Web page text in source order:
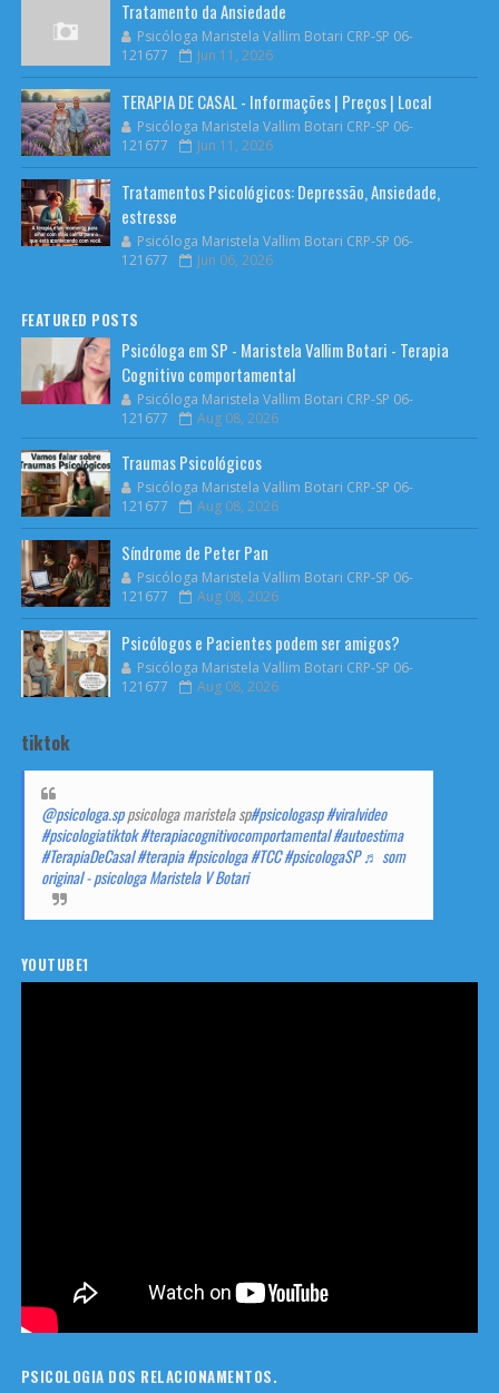
Tratamento da Ansiedade
Psicóloga Maristela Vallim Botari CRP-SP 06-
121677
Jun 11, 2026
TERAPIA DE CASAL - Informações | Preços | Local
Psicóloga Maristela Vallim Botari CRP-SP 06-
121677
Jun 11, 2026
Tratamentos Psicológicos: Depressão, Ansiedade,
estresse
Psicóloga Maristela Vallim Botari CRP-SP 06-
121677
Jun 06, 2026
FEATURED POSTS
Psicóloga em SP - Maristela Vallim Botari - Terapia
Cognitivo comportamental
Psicóloga Maristela Vallim Botari CRP-SP 06-
121677
Aug 08, 2026
Traumas Psicológicos
Psicóloga Maristela Vallim Botari CRP-SP 06-
121677
Aug 08, 2026
Síndrome de Peter Pan
Psicóloga Maristela Vallim Botari CRP-SP 06-
121677
Aug 08, 2026
Psicólogos e Pacientes podem ser amigos?
Psicóloga Maristela Vallim Botari CRP-SP 06-
121677
Aug 08, 2026
tiktok
@psicologa.sppsicologa maristela sp#psicologasp#viralvideo
#psicologiatiktok#terapiacognitivocomportamental#autoestima
#TerapiaDeCasal#terapia#psicologa#TCC#psicologaSP ♬ som
original - psicologa Maristela V Botari
YOUTUBE1
PSICOLOGIA DOS RELACIONAMENTOS.